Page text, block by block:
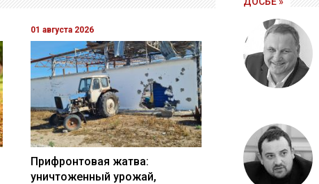
01 августа 2026
Прифронтовая жатва:
уничтоженный урожай,